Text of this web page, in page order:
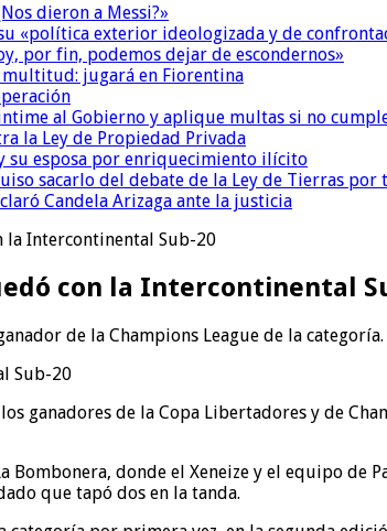
dieron a Messi?»
«política exterior ideologizada y de
por fin, podemos dejar de escondernos»
multitud: jugará en Fiorentina
al Gobierno y aplique multas si no
la Ley de Propiedad Privada
su esposa por enriquecimiento ilícito
sacarlo del debate de la Ley de Tierras
Candela Arizaga ante la justicia
la Intercontinental Sub-20
con la Intercontinental
de la Champions League de la categoría.
ganadores de la Copa Libertadores y de
donde el Xeneize y el equipo de
que tapó dos en la tanda.